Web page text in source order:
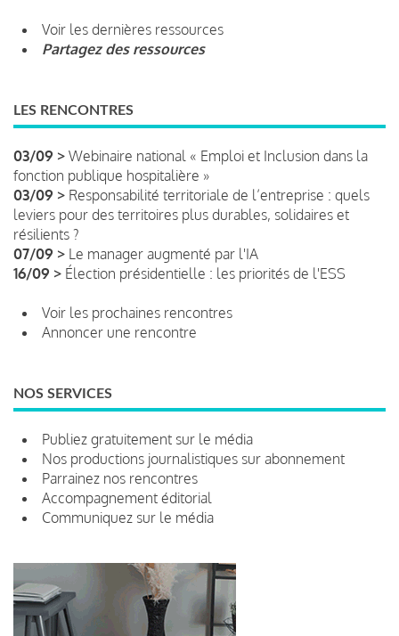
Voir les dernières ressources
Partagez des ressources
LES RENCONTRES
03/09 > Webinaire national « Emploi et Inclusion dans la
fonction publique hospitalière »
03/09 > Responsabilité territoriale de l’entreprise : quels
leviers pour des territoires plus durables, solidaires et
résilients ?
07/09 > Le manager augmenté par l'IA
16/09 > Élection présidentielle : les priorités de l'ESS
Voir les prochaines rencontres
Annoncer une rencontre
NOS SERVICES
Publiez gratuitement sur le média
Nos productions journalistiques sur abonnement
Parrainez nos rencontres
Accompagnement éditorial
Communiquez sur le média